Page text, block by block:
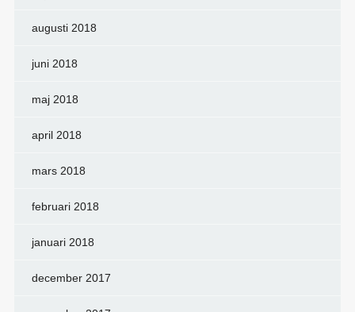
augusti 2018
juni 2018
maj 2018
april 2018
mars 2018
februari 2018
januari 2018
december 2017